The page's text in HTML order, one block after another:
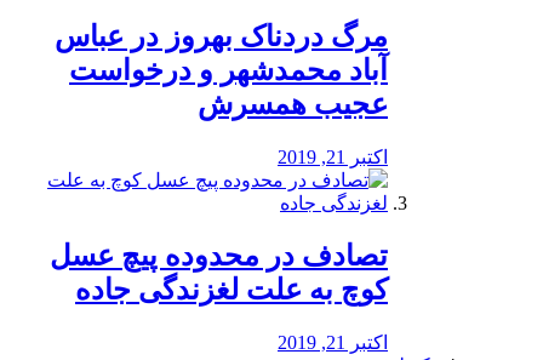
مرگ دردناک بهروز در عباس
آباد محمدشهر و درخواست
عجیب همسرش
اکتبر 21, 2019
تصادف در محدوده پیچ عسل
کوچ به علت لغزندگی جاده
اکتبر 21, 2019